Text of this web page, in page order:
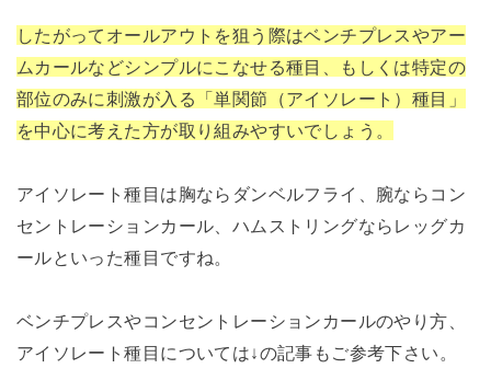
したがってオールアウトを狙う際はベンチプレスやアー
ムカールなどシンプルにこなせる種目、もしくは特定の
部位のみに刺激が入る「単関節（アイソレート）種目」
を中心に考えた方が取り組みやすいでしょう。
アイソレート種目は胸ならダンベルフライ、腕ならコン
セントレーションカール、ハムストリングならレッグカ
ールといった種目ですね。
ベンチプレスやコンセントレーションカールのやり方、
アイソレート種目については↓の記事もご参考下さい。